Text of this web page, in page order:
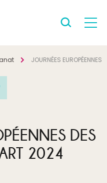
JOURNÉES EUROPÉENNES
DES
2024